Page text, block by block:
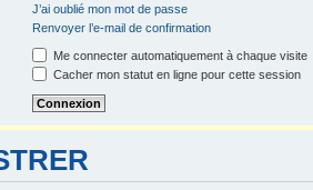
J’ai oublié mon mot de passe
Renvoyer l’e-mail de confirmation
Me connecter automatiquement à chaque visite
Cacher mon statut en ligne pour cette session